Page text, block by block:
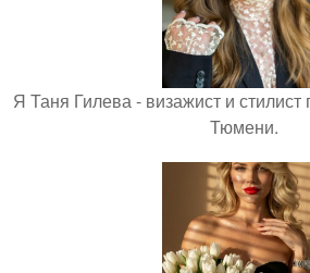
Я Таня Гилева - визажист и стилист
Тюмени.